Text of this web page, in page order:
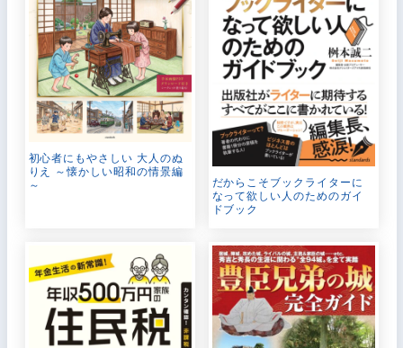
初心者にもやさしい 大人のぬ
りえ ～懐かしい昭和の情景編
～
だからこそブックライターに
なって欲しい人のためのガイ
ドブック